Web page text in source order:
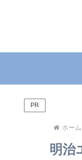
PR
ホーム
明治